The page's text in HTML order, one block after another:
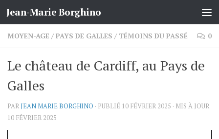
Skip to content
Jean-Marie Borghino
MOYEN-AGE / PAYS DE GALLES / TÉMOINS DU PASSÉ 0
Le château de Cardiff, au Pays de
Galles
PARJEAN MARIE BORGHINO · PUBLIÉ 10 FÉVRIER 2025 · MIS À JOUR
10 FÉVRIER 2025